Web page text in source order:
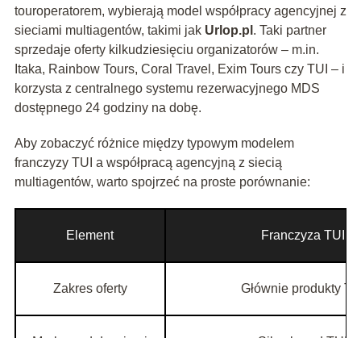
touroperatorem, wybierają model współpracy agencyjnej z
sieciami multiagentów, takimi jak Urlop.pl . Taki partner
sprzedaje oferty kilkudziesięciu organizatorów – m.in.
Itaka, Rainbow Tours, Coral Travel, Exim Tours czy TUI – i
korzysta z centralnego systemu rezerwacyjnego MDS
dostępnego 24 godziny na dobę.
Aby zobaczyć różnice między typowym modelem
franczyzy TUI a współpracą agencyjną z siecią
multiagentów, warto spojrzeć na proste porównanie:
Element Franczyza TUI
Zakres oferty Głównie produkty